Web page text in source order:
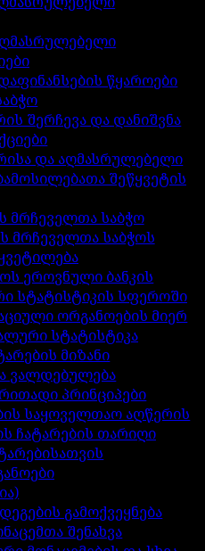
წყაროები
შერჩევა და დანიშვნა
და აღმასრულებელი
შეწყვეტის
მრჩეველთა საბჭო
მრჩეველთა საბჭოს
ეროვნული ბანკის
სტატისტიკის სფეროში
ორგანოების მიერ
სტატისტიკა
მიზანი
ვალდებულება
პრინციპები
საყოველთაო აღწერის
ჩატარების თარიღი
გამოქვეყნება
შენახვა